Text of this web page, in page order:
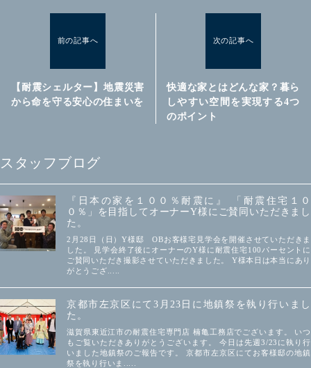
前の記事へ
【耐震シェルター】地震災害
から命を守る安心の住まいを
次の記事へ
快適な家とはどんな家？暮ら
しやすい空間を実現する4つ
のポイント
スタッフブログ
『日本の家を１００％耐震に』 「耐震住宅１０
０％」を目指してオーナーY様にご賛同いただきまし
た。
2月28日（日）Y様邸 OBお客様宅見学会を開催させていただきま
した。 見学会終了後にオーナーのY様に耐震住宅100パーセントに
ご賛同いただき撮影させていただきました。 Y様本日は本当にあり
がとうござ.....
京都市左京区にて3月23日に地鎮祭を執り行いまし
た。
滋賀県東近江市の耐震住宅専門店 楠亀工務店でございます。 いつ
もご覧いただきありがとうございます。 今日は先週3/23に執り行
いました地鎮祭のご報告です。 京都市左京区にてお客様邸の地鎮
祭を執り行いま.....